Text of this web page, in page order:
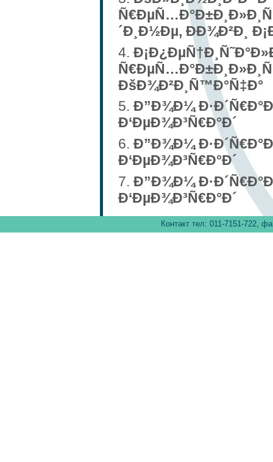
´Ð¸Ð½Ðµ, ÐÐ¾Ð²Ð¸
ÐšÐ¾Ð²Ð¸Ñ™Ð°Ñ‡Ð°
Ð”Ð¾Ð¼
Ð‘ÐµÐ¾Ð³Ñ€Ð°Ð´
Ð”Ð¾Ð¼
Ð‘ÐµÐ¾Ð³Ñ€Ð°Ð´
Ð”Ð¾Ð¼
Ð‘ÐµÐ¾Ð³Ñ€Ð°Ð´
Контакт тел: 011-7151-722,